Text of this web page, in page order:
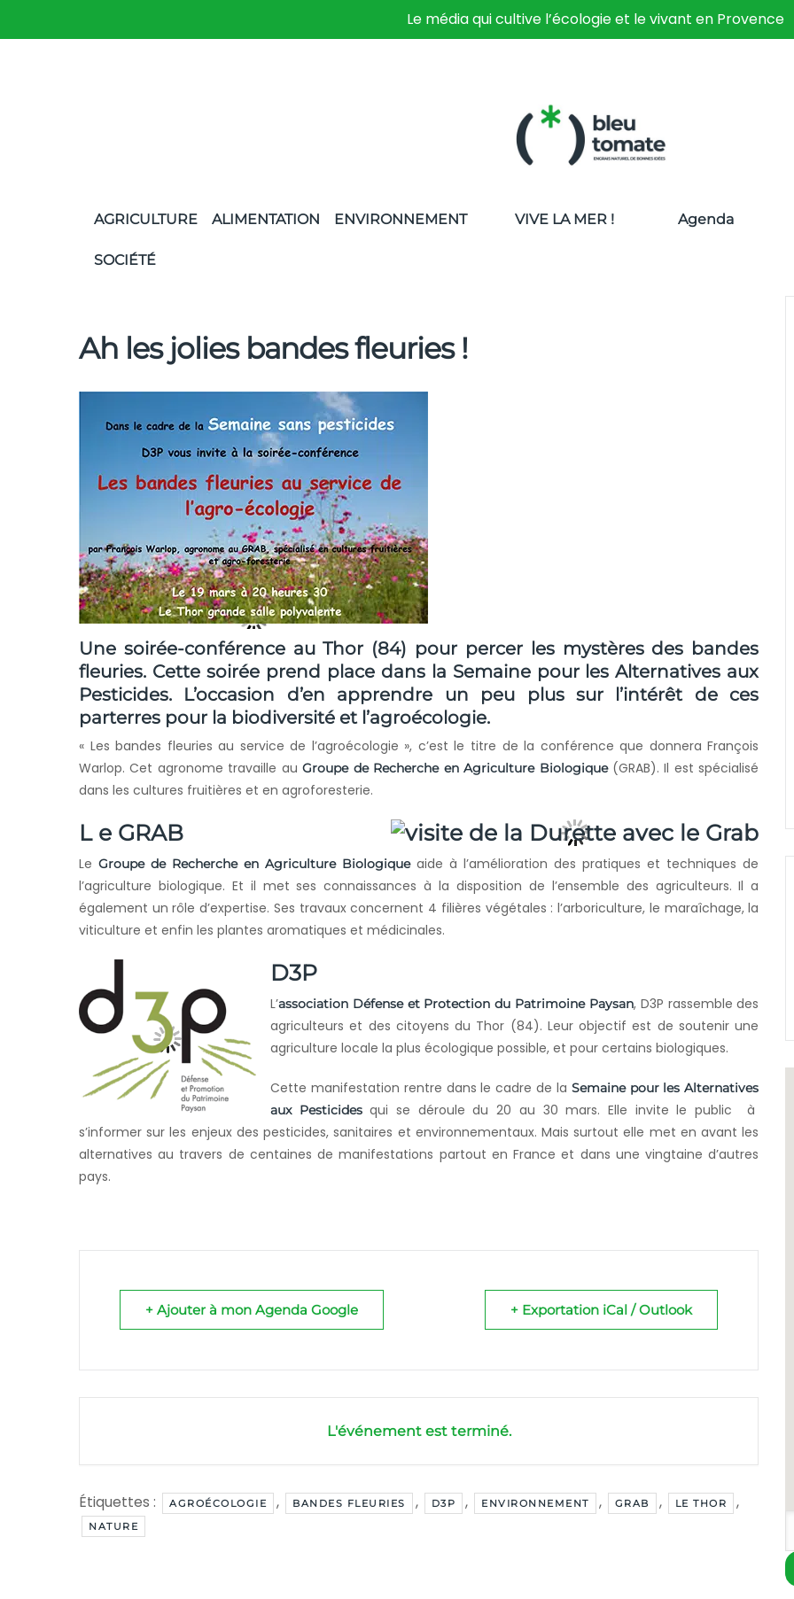
Le média qui cultive l’écologie et le vivant en Provence
AGRICULTURE ALIMENTATION ENVIRONNEMENT
SOCIÉTÉ
VIVE LA MER ! Agenda
Ah les jolies bandes fleuries !
Une soirée-conférence au Thor (84) pour percer les mystères des bandes
fleuries. Cette soirée prend place dans la Semaine pour les Alternatives aux
Pesticides. L’occasion d’en apprendre un peu plus sur l’intérêt de ces
parterres pour la biodiversité et l’agroécologie.
« Les bandes fleuries au service de l’agroécologie », c’est le titre de la conférence que donnera François
Warlop. Cet agronome travaille auGroupe de Recherche en Agriculture Biologique(GRAB). Il est spécialisé
dans les cultures fruitières et en agroforesterie.
L e GRAB
LeGroupe de Recherche en Agriculture Biologiqueaide à l’amélioration des pratiques et techniques de
l’agriculture biologique. Et il met ses connaissances à la disposition de l’ensemble des agriculteurs. Il a
également un rôle d’expertise. Ses travaux concernent 4 filières végétales : l’arboriculture, le maraîchage, la
viticulture et enfin les plantes aromatiques et médicinales.
D3P
L’association Défense et Protection du Patrimoine Paysan, D3P rassemble des
agriculteurs et des citoyens du Thor (84). Leur objectif est de soutenir une
agriculture locale la plus écologique possible, et pour certains biologiques.
Cette manifestation rentre dans le cadre de la Semaine pour les Alternatives
aux Pesticidesqui se déroule du 20 au 30 mars. Elle invite le public à
s’informer sur les enjeux des pesticides, sanitaires et environnementaux. Mais surtout elle met en avant les
alternatives au travers de centaines de manifestations partout en France et dans une vingtaine d’autres
pays.
+ Ajouter à mon Agenda Google + Exportation iCal / Outlook
L'événement est terminé.
Étiquettes : AGROÉCOLOGIE , BANDES FLEURIES , D3P , ENVIRONNEMENT , GRAB , LE THOR ,
NATURE